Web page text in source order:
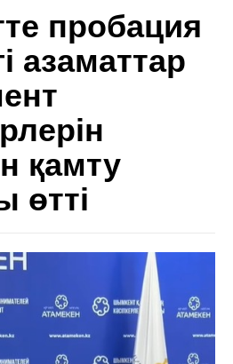
пробация
азаматтар
қамту
өтті